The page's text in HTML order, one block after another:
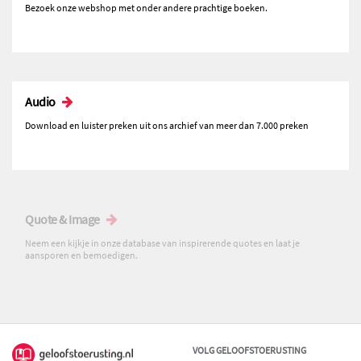
Bezoek onze webshop met onder andere prachtige boeken.
Audio
Download en luister preken uit ons archief van meer dan 7.000 preken
Quote & Image
Neem een kijkje in onze database van inspirerende quotes en laat je
aansporen en bemoedigen.
VOLG GELOOFSTOERUSTING